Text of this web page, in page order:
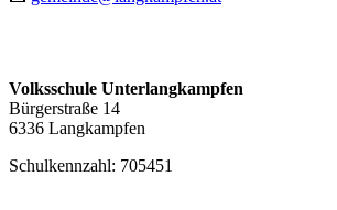
Volksschule Unterlangkampfen
Bürgerstraße 14
6336 Langkampfen
Schulkennzahl: 705451